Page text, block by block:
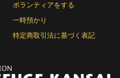
ボランティアをする
一時預かり
特定商取引法に基づく表記